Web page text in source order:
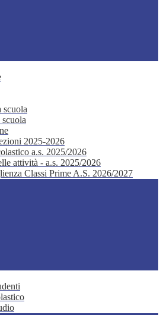
scuola
2025-2026
a.s. 2025/2026
attività - a.s. 2025/2026
Classi Prime A.S. 2026/2027